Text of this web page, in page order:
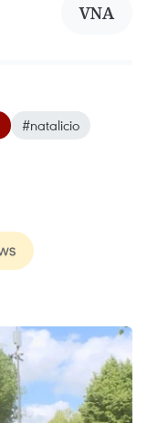
VNA
#natalicio